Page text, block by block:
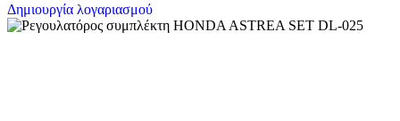
Δημιουργία λογαριασμού